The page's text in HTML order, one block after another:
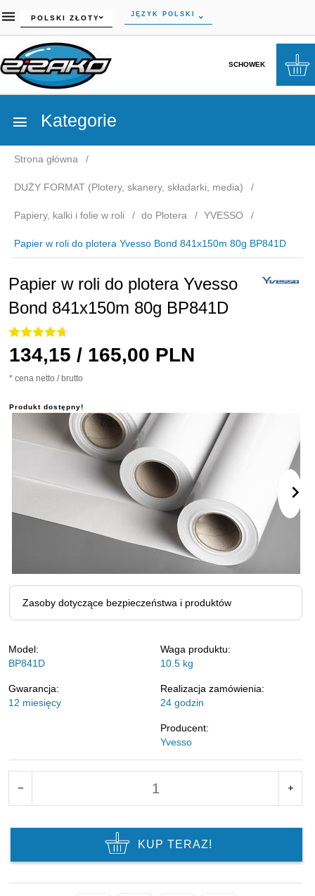
currency_h
POLSKI ZŁOTY JĘZYK POLSKI
SCHOWEK
Kategorie
Strona główna
DUŻY FORMAT (Plotery, skanery, składarki, media)
Papiery, kalki i folie w roli do Plotera YVESSO
Papier w roli do plotera Yvesso Bond 841x150m 80g BP841D
Papier w roli do plotera Yvesso
Bond 841x150m 80g BP841D
134,15 / 165,00 PLN
* cena netto / brutto
Produkt dostępny!
Zasoby dotyczące bezpieczeństwa i produktów
Model:
BP841D
Waga produktu:
10.5 kg
Gwarancja:
12 miesięcy
Realizacja zamówienia:
24 godzin
Producent:
Yvesso
KUP TERAZ!